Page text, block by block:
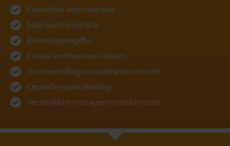
Financiële administratie
Salarisadministratie
Belastingaangifte
Fiscaal en financieel advies
Voorbereiding accountantscontrole
Opstellen jaarrekening
Verstrekken managementinformatie